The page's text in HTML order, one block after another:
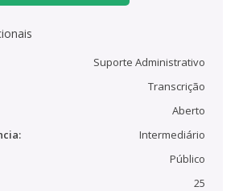
Suporte Administrativo
Transcrição
Aberto
Intermediário
Público
25